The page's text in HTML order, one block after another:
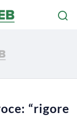
“rigore